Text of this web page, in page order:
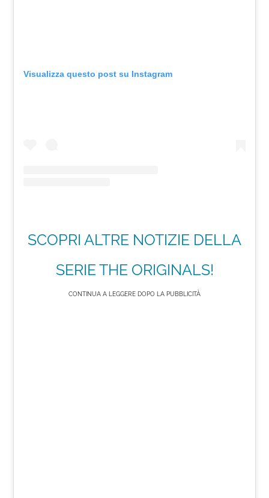
Visualizza questo post su Instagram
SCOPRI ALTRE NOTIZIE DELLA
SERIE THE ORIGINALS!
CONTINUA A LEGGERE DOPO LA PUBBLICITÀ